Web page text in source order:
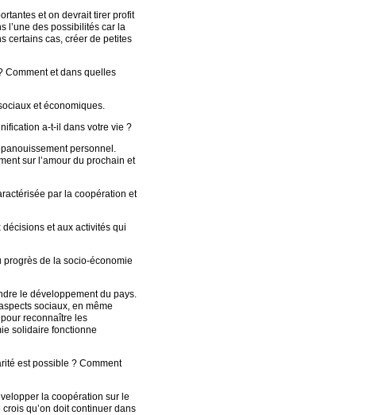
et on devrait tirer profit
l’une des possibilités car la
certains cas, créer de petites
Comment et dans quelles
et économiques.
a-t-il dans votre vie ?
personnel.
sur l’amour du prochain et
par la coopération et
et aux activités qui
progrès de la socio-économie
le développement du pays.
sociaux, en même
reconnaître les
solidaire fonctionne
est possible ? Comment
la coopération sur le
qu’on doit continuer dans